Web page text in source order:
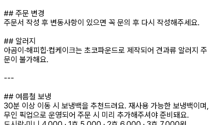
## 주문 변경
주문서 작성 후 변동사항이 있으면 꼭 문의 후 다시 작성해주세요.
## 알러지
아곰이·해피힙·컵케이크는 초코파운드로 제작되어 견과류 알러지 주
문이 불가해요.
---
## 여름철 보냉
30분 이상 이동 시 보냉백을 추천드려요. 재사용 가능한 보냉백이며,
무인 픽업으로 운영되어 주문 시 미리 추가해주셔야 준비돼요.